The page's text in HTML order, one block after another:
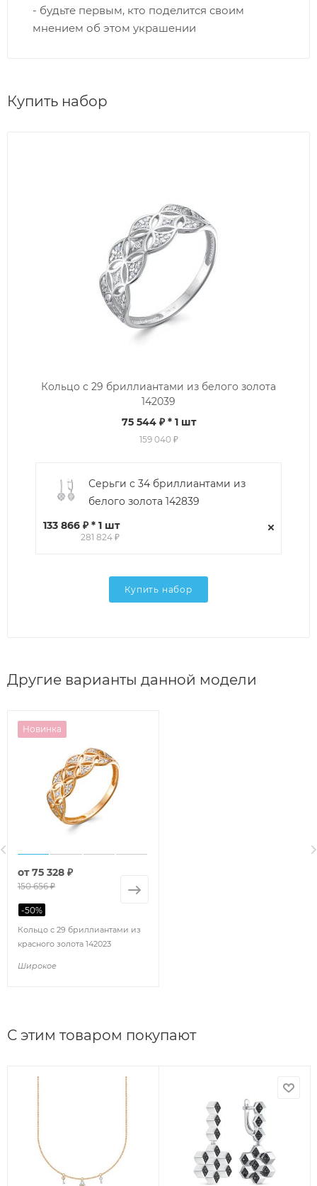
- будьте первым, кто поделится своим
мнением об этом украшении
Купить набор
Кольцо с 29 бриллиантами из белого золота
142039
75 544 ₽* 1 шт
159 040 ₽
Серьги с 34 бриллиантами из
белого золота 142839
133 866 ₽ * 1 шт
281 824 ₽
Купить набор
Другие варианты данной модели
Новинка
Кольцо с 29 бриллиантами из
красного золота 142023
Широкое
от75 328 ₽
150 656 ₽
-50%
С этим товаром покупают